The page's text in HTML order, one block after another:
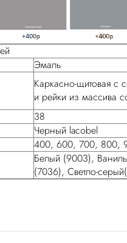
Эмаль
Каркасно-щитовая с
и рейки из массива
38
Черный lacobel
400, 600, 700, 800,
Белый (9003),
(7036), Светло-